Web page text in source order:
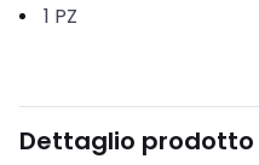
1 PZ
Dettaglio prodotto